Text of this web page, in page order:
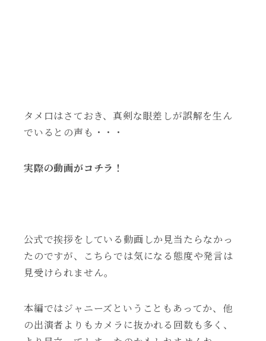
タメ口はさておき、真剣な眼差しが誤解を生ん
でいるとの声も・・・
実際の動画がコチラ！
公式で挨拶をしている動画しか見当たらなかっ
たのですが、こちらでは気になる態度や発言は
見受けられません。
本編ではジャニーズということもあってか、他
の出演者よりもカメラに抜かれる回数も多く、